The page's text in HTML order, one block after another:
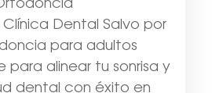
Dental Salvo por
para adultos
para alinear tu sonrisa y
dental con éxito en